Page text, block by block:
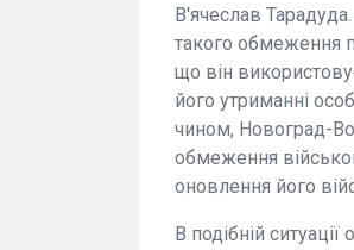
В'ячеслав
такого обмеження
що він
його утриманні
чином, Новоград-
обмеження
оновлення його
В подібній